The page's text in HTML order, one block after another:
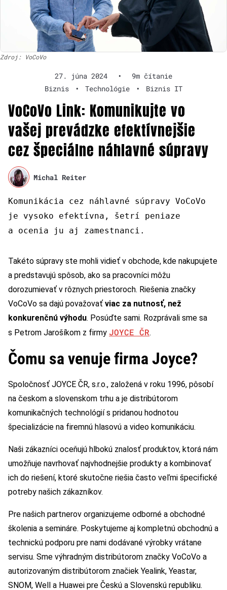
Zdroj: VoCoVo
27. júna 2024 •
9m čítanie
Biznis
• Technológie • Biznis IT
VoCoVo Link: Komunikujte vo
vašej prevádzke efektívnejšie
cez špeciálne náhlavné súpravy
Michal Reiter
Komunikácia cez náhlavné súpravy VoCoVo
je vysoko efektívna, šetrí peniaze
a ocenia ju aj zamestnanci.
Takéto súpravy ste mohli vidieť v obchode, kde nakupujete
a predstavujú spôsob, ako sa pracovníci môžu
dorozumievať v rôznych priestoroch. Riešenia značky
VoCoVo sa dajú považovať viac za nutnosť, než
konkurenčnú výhodu. Posúďte sami. Rozprávali sme sa
s Petrom Jarošíkom z firmy JOYCE ČR.
Čomu sa venuje firma Joyce?
Spoločnosť JOYCE ČR, s.r.o., založená v roku 1996, pôsobí
na českom a slovenskom trhu a je distribútorom
komunikačných technológií s pridanou hodnotou
špecializácie na firemnú hlasovú a video komunikáciu.
Naši zákazníci oceňujú hlbokú znalosť produktov, ktorá nám
umožňuje navrhovať najvhodnejšie produkty a kombinovať
ich do riešení, ktoré skutočne riešia často veľmi špecifické
potreby našich zákazníkov.
Pre našich partnerov organizujeme odborné a obchodné
školenia a semináre. Poskytujeme aj kompletnú obchodnú a
technickú podporu pre nami dodávané výrobky vrátane
servisu. Sme výhradným distribútorom značky VoCoVo a
autorizovaným distribútorom značiek Yealink, Yeastar,
SNOM, Well a Huawei pre Českú a Slovenskú republiku.